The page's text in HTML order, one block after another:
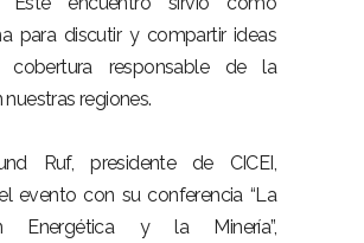
para discutir y compartir ideas
responsable de la
nuestras regiones.
Ruf, presidente de CICEI,
evento con su conferencia “La
Energética y la Minería”,